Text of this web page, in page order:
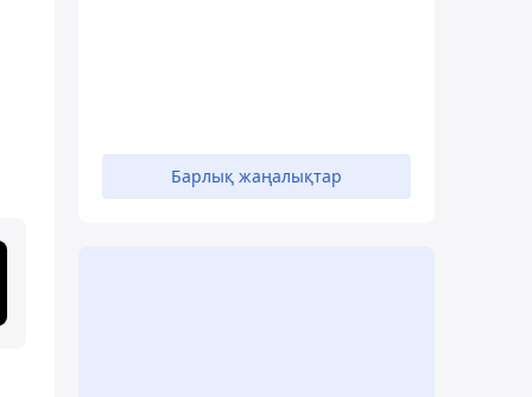
Барлық жаңалықтар